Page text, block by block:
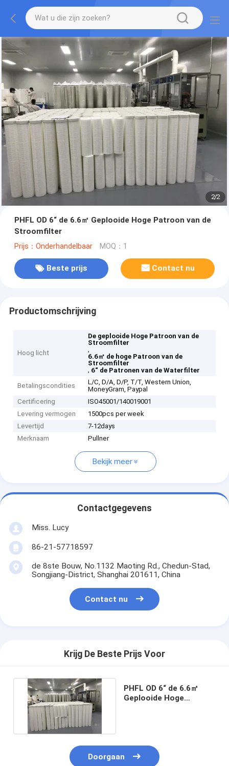
2/2
PHFL OD 6“ de 6.6㎡ Geplooide Hoge Patroon van de
Stroomfilter
Prijs：Onderhandelbaar MOQ：1
Beste prijs Contact nu
Productomschrijving
Hoog licht
De geplooide Hoge Patroon van de
Stroomfilter
,
6.6㎡ de hoge Patroon van de
Stroomfilter
, 6“ de Patronen van de Waterfilter
Betalingscondities
L/C, D/A, D/P, T/T, Western Union,
MoneyGram, Paypal
Certificering
ISO45001/140019001
Levering vermogen
1500pcs per week
Levertijd
7-12days
Merknaam
Pullner
Bekijk meer
Contactgegevens
Miss. Lucy
86-21-57718597
de 8ste Bouw, No.1132 Maoting Rd., Chedun-Stad,
Songjiang-District, Shanghai 201611, China
Contact nu
Krijg De Beste Prijs Voor
PHFL OD 6“ de 6.6㎡
Geplooide Hoge
Doorgaan